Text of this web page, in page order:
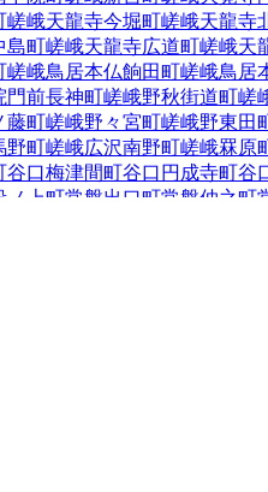
嵯峨天龍寺今堀町嵯峨天龍寺
島町嵯峨天龍寺広道町嵯峨天
嵯峨鳥居本仏餉田町嵯峨鳥居
門前長神町嵯峨野秋街道町嵯
藤町嵯峨野々宮町嵯峨野東田
野町嵯峨広沢南野町嵯峨罧原
谷口梅津間町谷口円成寺町谷
ノ上町常盤出口町常盤仲之町